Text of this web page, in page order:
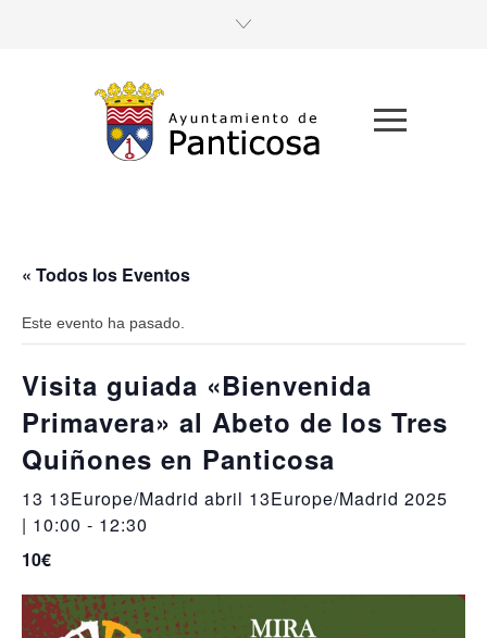
« Todos los Eventos
Este evento ha pasado.
Visita guiada «Bienvenida
Primavera» al Abeto de los Tres
Quiñones en Panticosa
13 13Europe/Madrid abril 13Europe/Madrid 2025
| 10:00 - 12:30
10€